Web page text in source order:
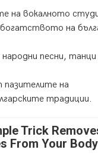
на вокалното
на
песни, танци
на
традиции.
Trick
From Your